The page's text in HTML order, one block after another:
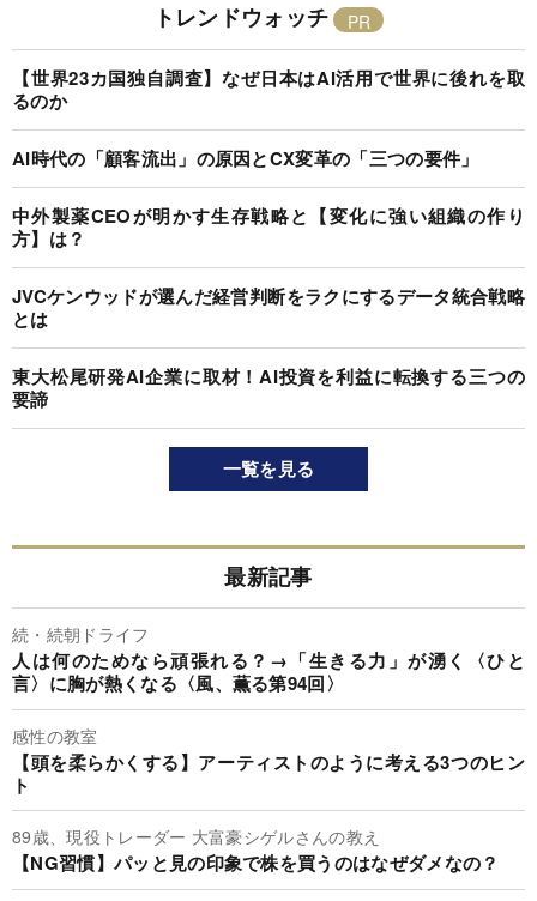
トレンドウォッチ
【世界23カ国独自調査】なぜ日本はAI活用で世界に後れを取
るのか
AI時代の「顧客流出」の原因とCX変革の「三つの要件」
中外製薬CEOが明かす生存戦略と【変化に強い組織の作り
方】は？
JVCケンウッドが選んだ経営判断をラクにするデータ統合戦略
とは
東大松尾研発AI企業に取材！AI投資を利益に転換する三つの
要諦
一覧を見る
最新記事
続・続朝ドライフ
人は何のためなら頑張れる？→「生きる力」が湧く〈ひと
言〉に胸が熱くなる〈風、薫る第94回〉
感性の教室
【頭を柔らかくする】アーティストのように考える3つのヒン
ト
89歳、現役トレーダー 大富豪シゲルさんの教え
【NG習慣】パッと見の印象で株を買うのはなぜダメなの？